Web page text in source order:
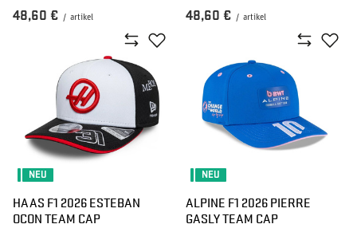
48,60 € / artikel 48,60 € / artikel
NEU
HAAS F1 2026 ESTEBAN
OCON TEAM CAP
NEU
ALPINE F1 2026 PIERRE
GASLY TEAM CAP